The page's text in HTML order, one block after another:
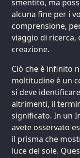
smentito, ma
alcuna fine per i
comprensione,
viaggio di ricerca,
creazione.
Ciò che è infinito
moltitudine è un
si deve
altrimenti, il
significato. In un
avete osservato
il prisma che
luce del sole.